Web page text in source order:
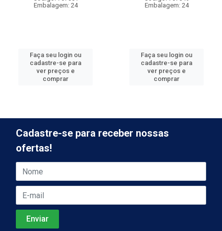
Embalagem: 24
Faça seu login ou
cadastre-se para
ver preços e
comprar
Embalagem: 24
Faça seu login ou
cadastre-se para
ver preços e
comprar
Cadastre-se para receber nossas
ofertas!